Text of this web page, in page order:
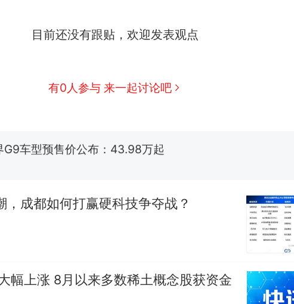
目前还没有跟贴，欢迎发表观点
有0人参与 来一起讨论吧
第一被第二名传话劝弃考 官方通报
"白海豚"中心附近最大风力已达15级 最新研判
个在床头放菜刀的女孩，因老师一句“跟我回家”改写了人生
，成都如何打赢硬科技争夺战？
幅上涨 8月以来多数稀土概念股获资金